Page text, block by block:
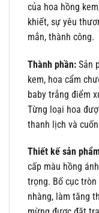
của hoa hồng
khiết, sự yêu
mắn, thành công.
Thành phần: Sản
kem, hoa cẩm
baby trắng điểm
Từng loại hoa
thanh lịch và
Thiết kế sản
cấp màu hồng
trọng. Bố cục
nhàng, làm tăng